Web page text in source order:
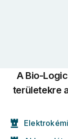
A Bio-
területekre